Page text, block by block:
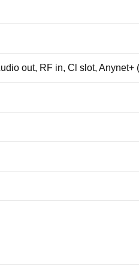
out, RF in, Cl slot, Anynet+